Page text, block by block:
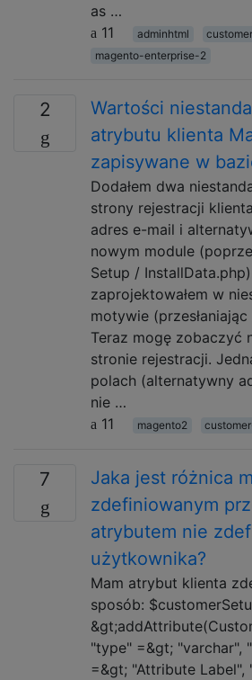
as …
11
adminhtml
magento-enterprise-2
2
Wartości
atrybutu klienta
zapisywane w
Dodałem dwa
strony rejestracji
adres e-mail i
nowym module
Setup /
zaprojektowałem w
motywie
Teraz mogę zobaczyć
stronie rejestracji.
polach (alternatywny
nie …
11
magento2
7
Jaka jest różnica
zdefiniowanym
atrybutem nie
użytkownika?
Mam atrybut klienta
sposób:
"type" =&gt; "varchar",
=&gt; "Attribute